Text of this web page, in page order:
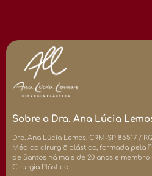
Sobre a Dra. Ana Lúcia
Dra. Ana Lúcia Lemos, CRM-SP 85517 /
Médica cirurgiã plástica, formada pela
de Santos há mais de 20 anos e
Cirurgia Plástica